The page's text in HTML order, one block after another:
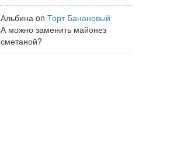
Альбина on Торт Банановый
А можно заменить майонез
сметаной?